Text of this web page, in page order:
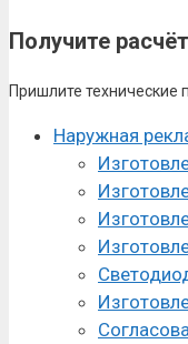
Получите
Пришлите технические
Наружная